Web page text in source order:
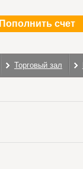
Пополнить счет
Торговый зал